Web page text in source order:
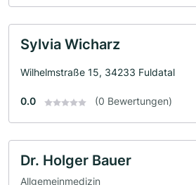
Sylvia Wicharz
Wilhelmstraße 15, 34233 Fuldatal
0.0 (0 Bewertungen)
Dr. Holger Bauer
Allgemeinmedizin